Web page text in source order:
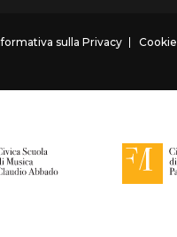
sulla Privacy